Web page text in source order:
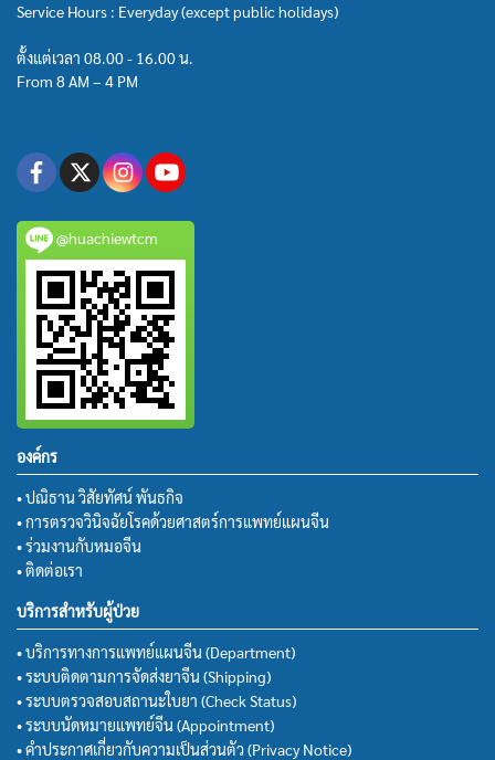
Service Hours : Everyday (except public holidays)
ตั้งแต่เวลา 08.00 - 16.00 น.
From 8 AM – 4 PM
@huachiewtcm
องค์กร
• ปณิธาน วิสัยทัศน์ พันธกิจ
• การตรวจวินิจฉัยโรคด้วยศาสตร์การแพทย์แผนจีน
• ร่วมงานกับหมอจีน
• ติดต่อเรา
บริการสำหรับผู้ป่วย
• บริการทางการแพทย์แผนจีน (Department)
• ระบบติดตามการจัดส่งยาจีน (Shipping)
• ระบบตรวจสอบสถานะใบยา (Check Status)
• ระบบนัดหมายแพทย์จีน (Appointment)
• คำประกาศเกี่ยวกับความเป็นส่วนตัว (Privacy Notice)